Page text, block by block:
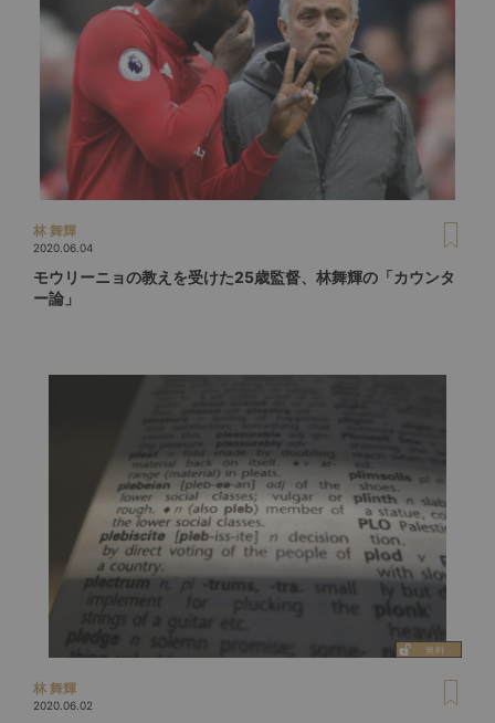
林 舞輝
2020.06.04
モウリーニョの教えを受けた25歳監督、林舞輝の「カウンタ
ー論」
林 舞輝
2020.06.02